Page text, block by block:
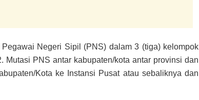
Negeri Sipil (PNS) dalam 3 (tiga) kelompok
PNS antar kabupaten/kota antar provinsi dan
Kota ke Instansi Pusat atau sebaliknya dan